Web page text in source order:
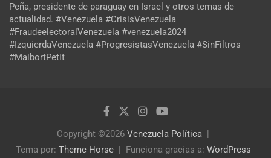
Peña, presidente de paraguay en Israel y otros temas de
actualidad. #Venezuela #CrisisVenezuela
#FraudeelectoralVenezuela #venezuela2024
#IzquierdaVenezuela #ProgresistasVenezuela #SinFiltros
#MaibortPetit
Copyright ©2026 Venezuela Política
Tema por: Theme Horse Funciona gracias a: WordPress